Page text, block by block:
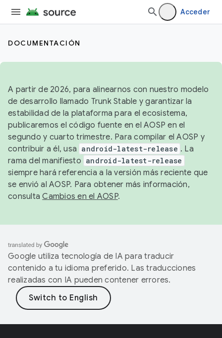
Acceder
DOCUMENTACIÓN
A partir de 2026, para alinearnos con nuestro modelo
de desarrollo llamado Trunk Stable y garantizar la
estabilidad de la plataforma para el ecosistema,
publicaremos el código fuente en el AOSP en el
segundo y cuarto trimestre. Para compilar el AOSP y
contribuir a él, usa android-latest-release . La
rama del manifiesto android-latest-release
siempre hará referencia a la versión más reciente que
se envió al AOSP. Para obtener más información,
consultaCambios en el AOSP.
Google utiliza tecnología de IA para traducir
contenido a tu idioma preferido. Las traducciones
realizadas con IA pueden contener errores.